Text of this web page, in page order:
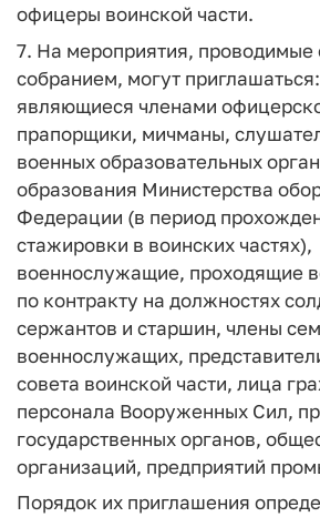
офицеры воинской части.
7. На мероприятия,
собранием, могут
являющиеся членами
прапорщики, мичманы,
военных образовательных
образования Министерства
Федерации (в период
стажировки в воинских частях),
военнослужащие, проходящие
по контракту на должностях
сержантов и старшин, члены
военнослужащих,
совета воинской части, лица
персонала Вооруженных Сил,
государственных органов,
организаций, предприятий
Порядок их приглашения